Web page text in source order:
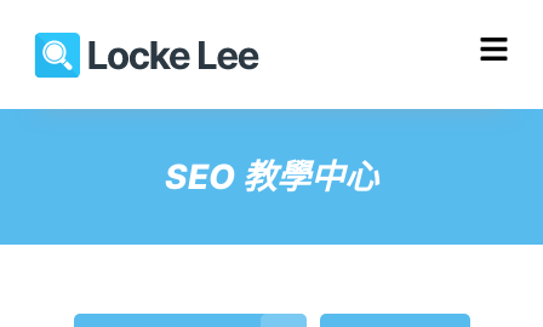
SEO 教學中心